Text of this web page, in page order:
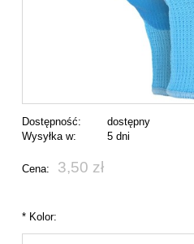
Dostępność:
dostępny
Wysyłka w:
5 dni
Cena: 3,50 zł
*Kolor: